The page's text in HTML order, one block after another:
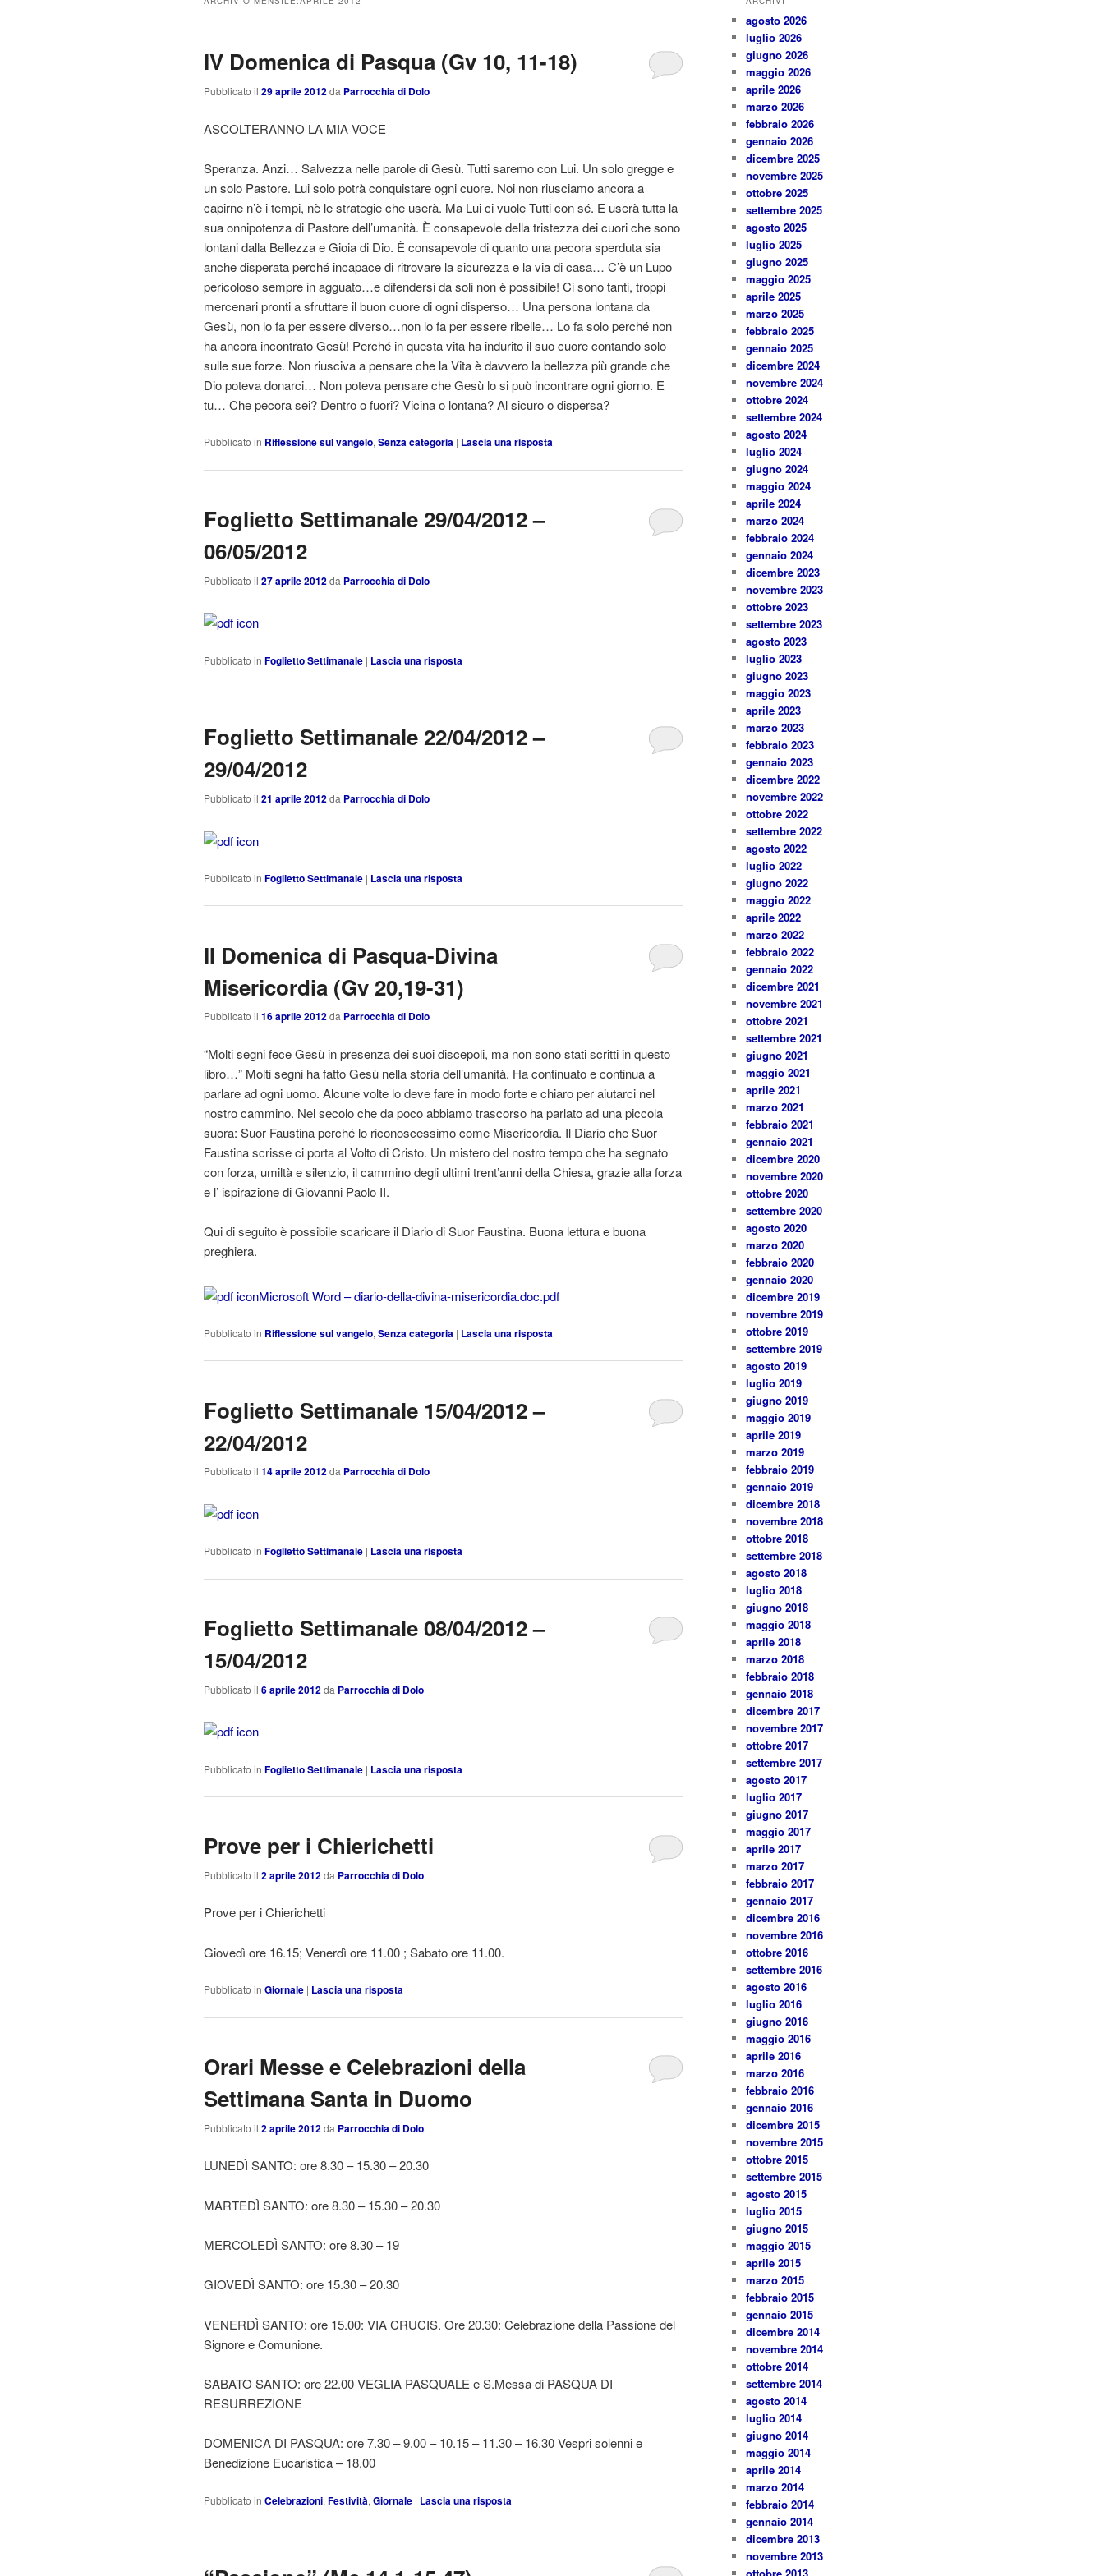
IV Domenica di Pasqua (Gv 10, 11-18)
Pubblicato il 29 aprile 2012da Parrocchia di Dolo
ASCOLTERANNO LA MIA VOCE
Speranza. Anzi… Salvezza nelle parole di Gesù. Tutti saremo con Lui. Un solo gregge e
un solo Pastore. Lui solo potrà conquistare ogni cuore. Noi non riusciamo ancora a
capirne n’è i tempi, nè le strategie che userà. Ma Lui ci vuole Tutti con sé. E userà tutta la
sua onnipotenza di Pastore dell’umanità. È consapevole della tristezza dei cuori che sono
lontani dalla Bellezza e Gioia di Dio. È consapevole di quanto una pecora sperduta sia
anche disperata perché incapace di ritrovare la sicurezza e la via di casa… C’è un Lupo
pericoloso sempre in agguato…e difendersi da soli non è possibile! Ci sono tanti, troppi
mercenari pronti a sfruttare il buon cuore di ogni disperso… Una persona lontana da
Gesù, non lo fa per essere diverso…non lo fa per essere ribelle… Lo fa solo perché non
ha ancora incontrato Gesù! Perché in questa vita ha indurito il suo cuore contando solo
sulle sue forze. Non riusciva a pensare che la Vita è davvero la bellezza più grande che
Dio poteva donarci… Non poteva pensare che Gesù lo si può incontrare ogni giorno. E
tu… Che pecora sei? Dentro o fuori? Vicina o lontana? Al sicuro o dispersa?
Pubblicato in Riflessione sul vangelo, Senza categoria | Lascia una risposta
Foglietto Settimanale 29/04/2012 –
06/05/2012
Pubblicato il 27 aprile 2012da Parrocchia di Dolo
Pubblicato in Foglietto Settimanale | Lascia una risposta
Foglietto Settimanale 22/04/2012 –
29/04/2012
Pubblicato il 21 aprile 2012da Parrocchia di Dolo
Pubblicato in Foglietto Settimanale | Lascia una risposta
II Domenica di Pasqua-Divina
Misericordia (Gv 20,19-31)
Pubblicato il 16 aprile 2012da Parrocchia di Dolo
“Molti segni fece Gesù in presenza dei suoi discepoli, ma non sono stati scritti in questo
libro…” Molti segni ha fatto Gesù nella storia dell’umanità. Ha continuato e continua a
parlare ad ogni uomo. Alcune volte lo deve fare in modo forte e chiaro per aiutarci nel
nostro cammino. Nel secolo che da poco abbiamo trascorso ha parlato ad una piccola
suora: Suor Faustina perché lo riconoscessimo come Misericordia. Il Diario che Suor
Faustina scrisse ci porta al Volto di Cristo. Un mistero del nostro tempo che ha segnato
con forza, umiltà e silenzio, il cammino degli ultimi trent’anni della Chiesa, grazie alla forza
e l’ ispirazione di Giovanni Paolo II.
Qui di seguito è possibile scaricare il Diario di Suor Faustina. Buona lettura e buona
preghiera.
Microsoft Word – diario-della-divina-misericordia.doc.pdf
Pubblicato in Riflessione sul vangelo, Senza categoria | Lascia una risposta
Foglietto Settimanale 15/04/2012 –
22/04/2012
Pubblicato il 14 aprile 2012da Parrocchia di Dolo
Pubblicato in Foglietto Settimanale | Lascia una risposta
Foglietto Settimanale 08/04/2012 –
15/04/2012
Pubblicato il 6 aprile 2012da Parrocchia di Dolo
Pubblicato in Foglietto Settimanale | Lascia una risposta
Prove per i Chierichetti
Pubblicato il 2 aprile 2012da Parrocchia di Dolo
Prove per i Chierichetti
Giovedì ore 16.15; Venerdì ore 11.00 ; Sabato ore 11.00.
Pubblicato in Giornale | Lascia una risposta
Orari Messe e Celebrazioni della
Settimana Santa in Duomo
Pubblicato il 2 aprile 2012da Parrocchia di Dolo
LUNEDÌ SANTO: ore 8.30 – 15.30 – 20.30
MARTEDÌ SANTO: ore 8.30 – 15.30 – 20.30
MERCOLEDÌ SANTO: ore 8.30 – 19
GIOVEDÌ SANTO: ore 15.30 – 20.30
VENERDÌ SANTO: ore 15.00: VIA CRUCIS. Ore 20.30: Celebrazione della Passione del
Signore e Comunione.
SABATO SANTO: ore 22.00 VEGLIA PASQUALE e S.Messa di PASQUA DI
RESURREZIONE
DOMENICA DI PASQUA: ore 7.30 – 9.00 – 10.15 – 11.30 – 16.30 Vespri solenni e
Benedizione Eucaristica – 18.00
Pubblicato in Celebrazioni, Festività, Giornale | Lascia una risposta
agosto 2026
luglio 2026
giugno 2026
maggio 2026
aprile 2026
marzo 2026
febbraio 2026
gennaio 2026
dicembre 2025
novembre 2025
ottobre 2025
settembre 2025
agosto 2025
luglio 2025
giugno 2025
maggio 2025
aprile 2025
marzo 2025
febbraio 2025
gennaio 2025
dicembre 2024
novembre 2024
ottobre 2024
settembre 2024
agosto 2024
luglio 2024
giugno 2024
maggio 2024
aprile 2024
marzo 2024
febbraio 2024
gennaio 2024
dicembre 2023
novembre 2023
ottobre 2023
settembre 2023
agosto 2023
luglio 2023
giugno 2023
maggio 2023
aprile 2023
marzo 2023
febbraio 2023
gennaio 2023
dicembre 2022
novembre 2022
ottobre 2022
settembre 2022
agosto 2022
luglio 2022
giugno 2022
maggio 2022
aprile 2022
marzo 2022
febbraio 2022
gennaio 2022
dicembre 2021
novembre 2021
ottobre 2021
settembre 2021
giugno 2021
maggio 2021
aprile 2021
marzo 2021
febbraio 2021
gennaio 2021
dicembre 2020
novembre 2020
ottobre 2020
settembre 2020
agosto 2020
marzo 2020
febbraio 2020
gennaio 2020
dicembre 2019
novembre 2019
ottobre 2019
settembre 2019
agosto 2019
luglio 2019
giugno 2019
maggio 2019
aprile 2019
marzo 2019
febbraio 2019
gennaio 2019
dicembre 2018
novembre 2018
ottobre 2018
settembre 2018
agosto 2018
luglio 2018
giugno 2018
maggio 2018
aprile 2018
marzo 2018
febbraio 2018
gennaio 2018
dicembre 2017
novembre 2017
ottobre 2017
settembre 2017
agosto 2017
luglio 2017
giugno 2017
maggio 2017
aprile 2017
marzo 2017
febbraio 2017
gennaio 2017
dicembre 2016
novembre 2016
ottobre 2016
settembre 2016
agosto 2016
luglio 2016
giugno 2016
maggio 2016
aprile 2016
marzo 2016
febbraio 2016
gennaio 2016
dicembre 2015
novembre 2015
ottobre 2015
settembre 2015
agosto 2015
luglio 2015
giugno 2015
maggio 2015
aprile 2015
marzo 2015
febbraio 2015
gennaio 2015
dicembre 2014
novembre 2014
ottobre 2014
settembre 2014
agosto 2014
luglio 2014
giugno 2014
maggio 2014
aprile 2014
marzo 2014
febbraio 2014
gennaio 2014
dicembre 2013
novembre 2013